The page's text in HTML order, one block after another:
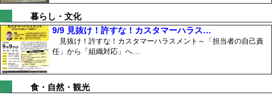
暮らし・文化
9/9 見抜け！許すな！カスタマーハラス…
見抜け！許すな！カスタマーハラスメント～「担当者の自己責
任」から「組織対応」へ…
食・自然・観光